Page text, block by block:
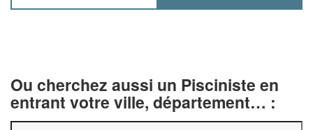
Ou cherchez aussi un Pisciniste en
entrant votre ville, département… :